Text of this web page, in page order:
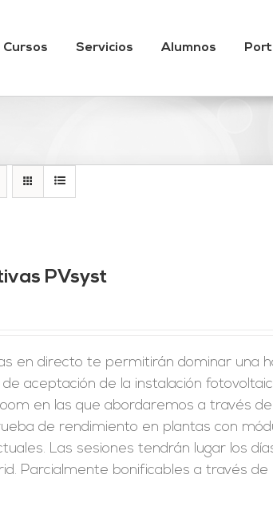
Cursos Servicios Alumnos
PVsyst
en directo te permitirán dominar una
aceptación de la instalación
en las que abordaremos a través
de rendimiento en plantas con
Las sesiones tendrán lugar los
Parcialmente bonificables a través de